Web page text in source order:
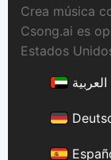
Crea música
Csong.ai es
Estados
العربية